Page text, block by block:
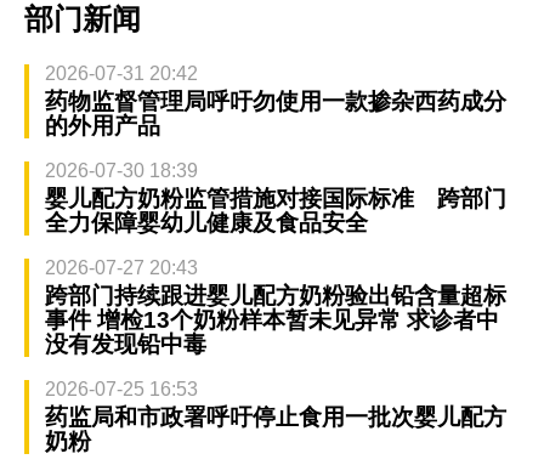
部门新闻
2026-07-31 20:42
药物监督管理局呼吁勿使用一款掺杂西药成分
的外用产品
2026-07-30 18:39
婴儿配方奶粉监管措施对接国际标准 跨部门
全力保障婴幼儿健康及食品安全
2026-07-27 20:43
跨部门持续跟进婴儿配方奶粉验出铅含量超标
事件 增检13个奶粉样本暂未见异常 求诊者中
没有发现铅中毒
2026-07-25 16:53
药监局和市政署呼吁停止食用一批次婴儿配方
奶粉